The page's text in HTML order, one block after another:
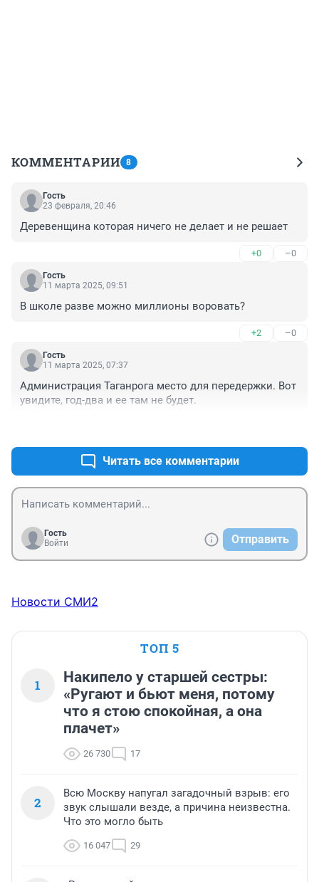
КОММЕНТАРИИ 8
Гость
23 февраля, 20:46
Деревенщина которая ничего не делает и не решает
+0 –0
Гость
11 марта 2025, 09:51
В школе разве можно миллионы воровать?
+2 –0
Гость
11 марта 2025, 07:37
Администрация Таганрога место для передержки. Вот
увидите, год-два и ее там не будет.
Читать все комментарии
Гость
Войти
Отправить
Новости СМИ2
ТОП 5
1
Накипело у старшей сестры:
«Ругают и бьют меня, потому
что я стою спокойная, а она
плачет»
26 730 17
2
Всю Москву напугал загадочный взрыв: его
звук слышали везде, а причина неизвестна.
Что это могло быть
16 047 29